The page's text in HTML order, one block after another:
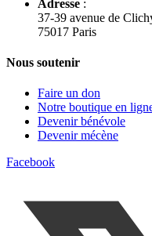
Adresse :
37-39 avenue de
75017 Paris
Nous soutenir
Faire un don
Notre boutique en
Devenir bénévole
Devenir mécène
Facebook